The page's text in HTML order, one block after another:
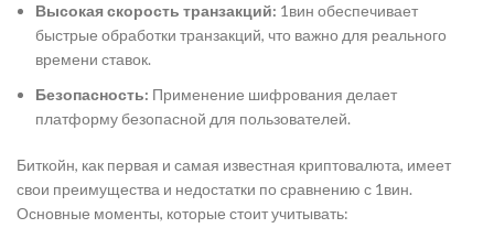
Высокая скорость транзакций: 1вин обеспечивает
быстрые обработки транзакций, что важно для реального
времени ставок.
Безопасность: Применение шифрования делает
платформу безопасной для пользователей.
Биткойн, как первая и самая известная криптовалюта, имеет
свои преимущества и недостатки по сравнению с 1вин.
Основные моменты, которые стоит учитывать: